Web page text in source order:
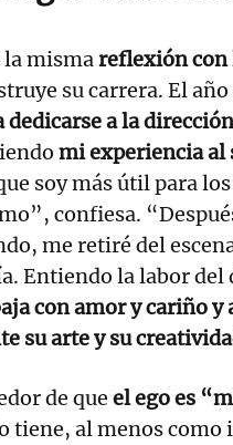
la mismareflexión con
su carrera. El año
dedicarse a la
mi experiencia al
soy más útil para
confiesa.
me retiré del
Entiendo la labor del
con amor y cariño y
su arte y su
de que el ego es
tiene, al menos como